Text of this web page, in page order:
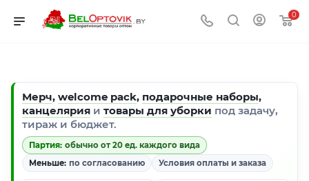
0
Мерч, welcome pack, подарочные наборы,
канцелярия и товары для уборки под задачу,
тираж и бюджет.
Партия: обычно от 20 ед. каждого вида
Меньше: по согласованию Условия оплаты и заказа